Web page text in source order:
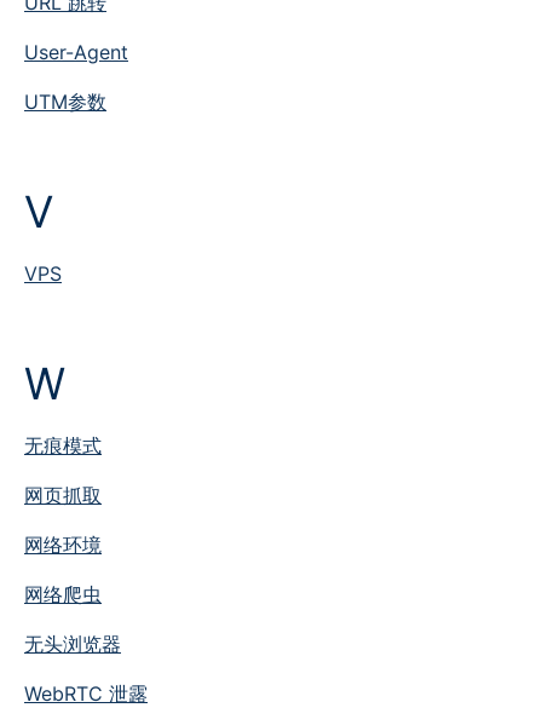
User-Agent
UTM参数
V
VPS
W
无痕模式
网页抓取
网络环境
网络爬虫
无头浏览器
WebRTC 泄露